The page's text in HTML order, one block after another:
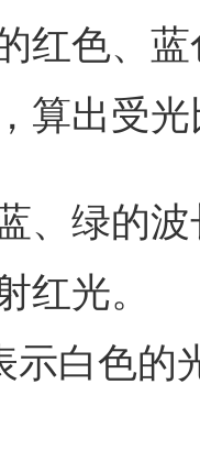
红色、
算出受
、绿的
红光。
示白色的